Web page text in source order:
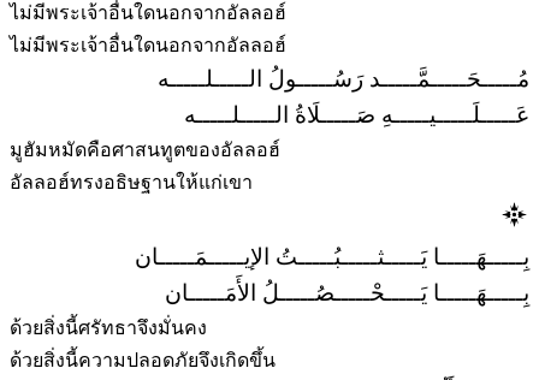
ไม่มีพระเจ้าอื่นใดนอกจากอัลลอฮ์
ไม่มีพระเจ้าอื่นใดนอกจากอัลลอฮ์
مُـــــحَـــــمَّـــــد رَسُـــــولُ الـــــلـــــه
عَـــــلَـــــيـــــهِ صَـــــلَاةُ الـــــلـــــه
มูฮัมหมัดคือศาสนทูตของอัลลอฮ์
อัลลอฮ์ทรงอธิษฐานให้แก่เขา
بِـــــهَـــــا يَـــــثـــــبُـــــتُ الإيـــــمَـــــان
بِـــــهَـــــا يَـــــحْـــــصُـــــلُ الأَمَـــــان
ด้วยสิ่งนี้ศรัทธาจึงมั่นคง
ด้วยสิ่งนี้ความปลอดภัยจึงเกิดขึ้น